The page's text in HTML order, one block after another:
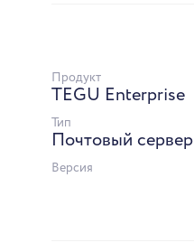
Продукт
TEGU Enterprise
Тип
Почтовый сервер
Версия